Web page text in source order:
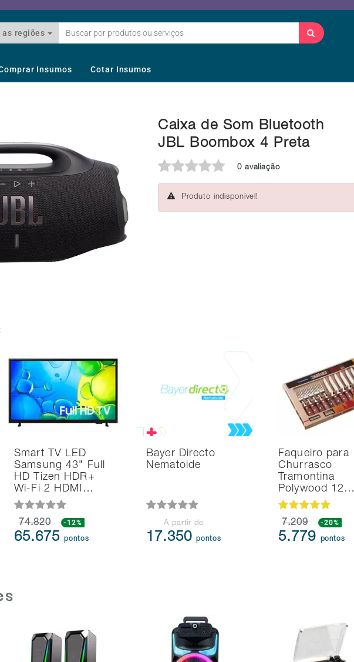
todas as regiões
Insumos Cotar Insumos
Caixa de Som Bluetooth
JBL Boombox 4 Preta
0 avaliação
Produto indisponível!
Smart TV LED
Samsung 43" Full
HD Tizen HDR+
Wi-Fi 2 HDMI…
74.820 -12%
65.675pontos
Bayer Directo
Nematoide
A partir de
17.350pontos
Faqueiro para
Churrasco
Tramontina
Polywood 12…
7.209 -20%
5.779 pontos